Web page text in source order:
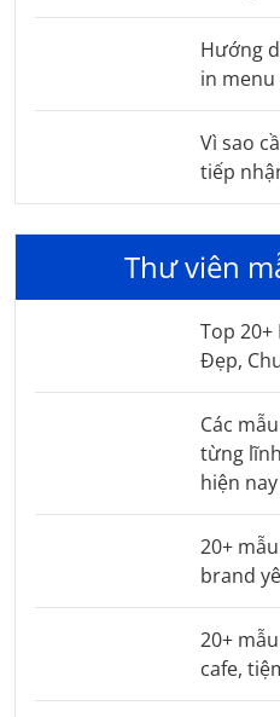
Hướng
in menu
Vì sao
tiếp
Thư viên
Top 20+
Đẹp,
Các
từng
hiện nay
20+
brand
20+
cafe,